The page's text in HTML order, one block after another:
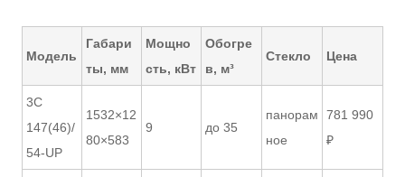
Модель
Габари
ты, мм
Мощно
сть, кВт
Обогре
в, м³
Стекло Цена
3С
147(46)/
54-UP
1532×12
80×583
9 до 35
панорам
ное
781 990
₽